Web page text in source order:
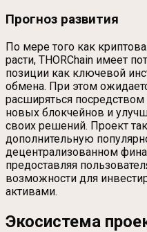
Прогноз развития
По мере того как
расти, THORChain имеет
позиции как ключевой
обмена. При этом
расширяться
новых блокчейнов и
своих решений. Проект
дополнительную
децентрализованном
предоставляя
возможности для
активами.
Экосистема